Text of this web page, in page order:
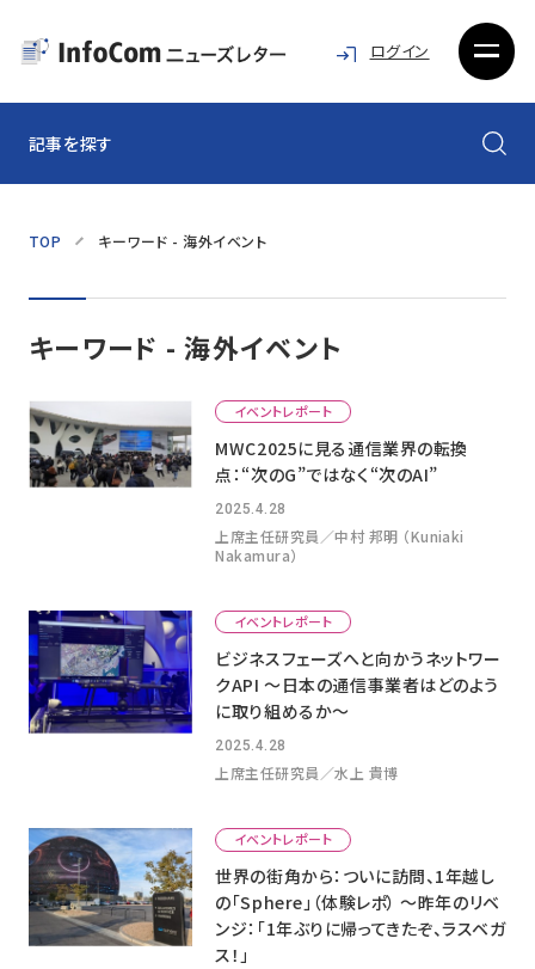
ログイン
記事を探す
TOP キーワード - 海外イベント
キーワード - 海外イベント
イベントレポート
MWC2025に見る通信業界の転換
点：“次のG”ではなく“次のAI”
2025.4.28
上席主任研究員／中村 邦明 （Kuniaki
Nakamura）
イベントレポート
ビジネスフェーズへと向かうネットワー
クAPI ～日本の通信事業者はどのよう
に取り組めるか～
2025.4.28
上席主任研究員／水上 貴博
イベントレポート
世界の街角から：ついに訪問、1年越し
の「Sphere」（体験レポ） ～昨年のリベ
ンジ：「1年ぶりに帰ってきたぞ、ラスベガ
ス！」